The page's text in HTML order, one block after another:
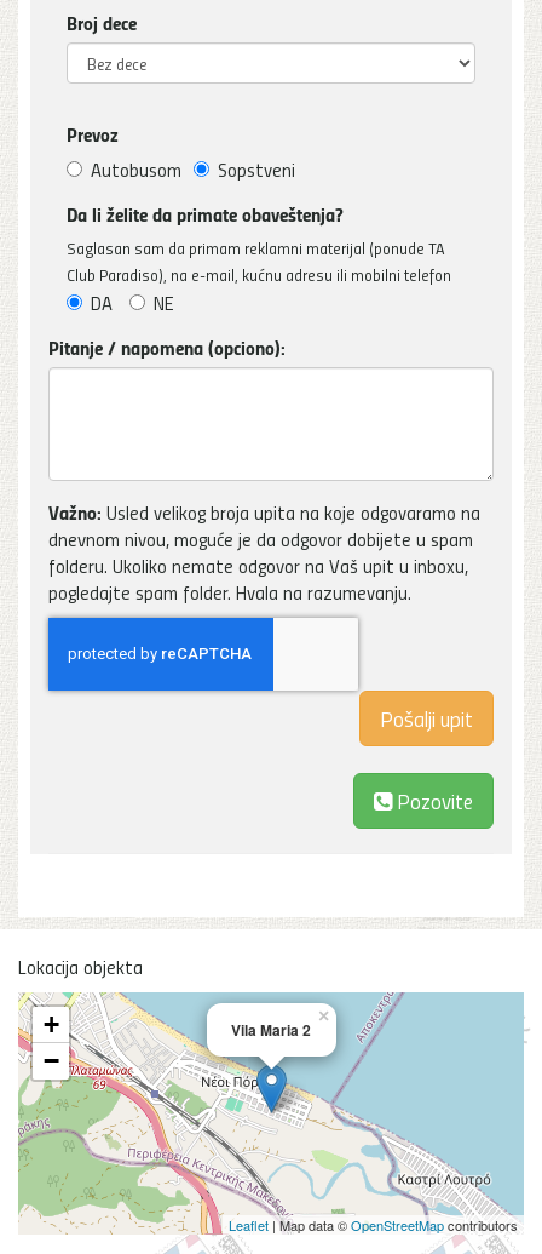
Broj dece
Prevoz
Autobusom Sopstveni
Da li želite da primate obaveštenja?
Saglasan sam da primam reklamni materijal (ponude TA
Club Paradiso), na e-mail, kućnu adresu ili mobilni telefon
DA NE
Pitanje / napomena (opciono):
Važno: Usled velikog broja upita na koje odgovaramo na
dnevnom nivou, moguće je da odgovor dobijete u spam
folderu. Ukoliko nemate odgovor na Vaš upit u inboxu,
pogledajte spam folder. Hvala na razumevanju.
Pozovite
Lokacija objekta
Vila Maria 2
×
+
−
Leaflet | Map data ©OpenStreetMapcontributors